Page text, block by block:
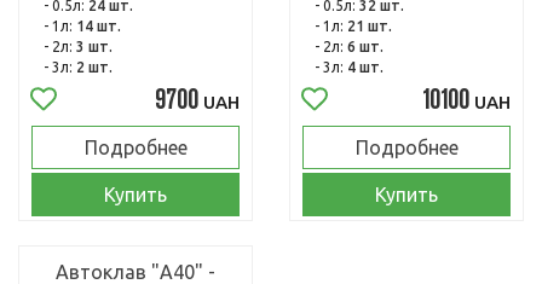
- 0.5л: 24 шт.
- 1л: 14 шт.
- 2л: 3 шт.
- 3л: 2 шт.
9700 UAH
Подробнее
Купить
- 0.5л: 32 шт.
- 1л: 21 шт.
- 2л: 6 шт.
- 3л: 4 шт.
10100 UAH
Подробнее
Купить
Автоклав "А40" -